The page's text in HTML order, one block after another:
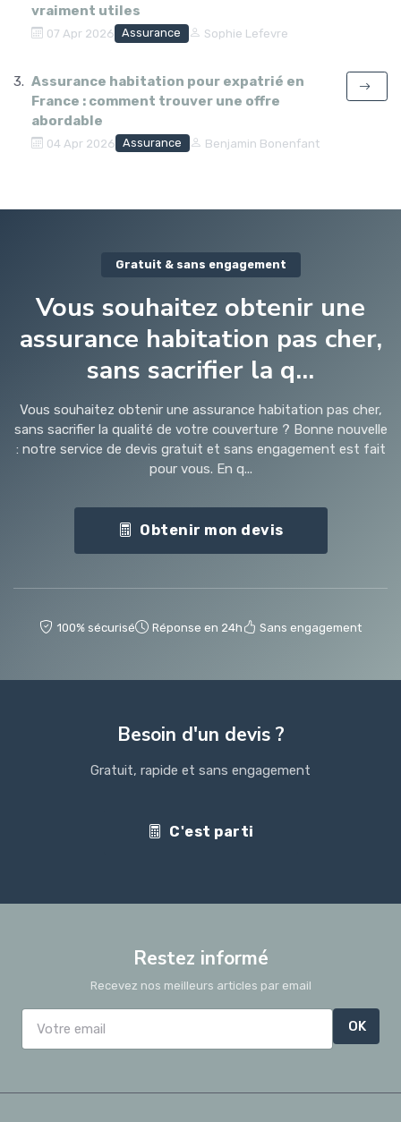
vraiment utiles
07 Apr 2026 Assurance Sophie Lefevre
Assurance habitation pour expatrié en
France : comment trouver une offre
abordable
04 Apr 2026 Assurance Benjamin Bonenfant
Gratuit & sans engagement
Vous souhaitez obtenir une
assurance habitation pas cher,
sans sacrifier la q...
Vous souhaitez obtenir une assurance habitation pas cher,
sans sacrifier la qualité de votre couverture ? Bonne nouvelle
: notre service de devis gratuit et sans engagement est fait
pour vous. En q...
Obtenir mon devis
100% sécurisé Réponse en 24h Sans engagement
Besoin d'un devis ?
Gratuit, rapide et sans engagement
C'est parti
Restez informé
Recevez nos meilleurs articles par email
OK